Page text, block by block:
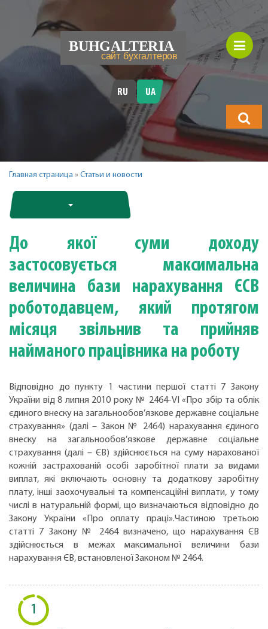
RU UA
Главная страница » Статьи и новости
До якої суми доходу
застосовується максимальна
величина бази нарахування ЄСВ
роботодавцем, який протягом
місяця звільнив та прийняв
найманого працівника на роботу
Відповідно до пункту 1 частини першої статті 7 Закону
України від 8 липня 2010 року № 2464-VI «Про збір та облік
єдиного внеску на загальнообов’язкове державне соціальне
страхування» (далі – Закон № 2464) нарахування єдиного
внеску на загальнообов’язкове державне соціальне
страхування (далі – ЄВ) здійснюється на суму нарахованої
кожній застрахованій особі заробiтної плати за видами
виплат, якi включають основну та додаткову заробiтну
плату, iншi заохочувальнi та компенсацiйнi виплати, у тому
числi в натуральнiй формi, що визначаються вiдповiдно до
Закону України «Про оплату працi».Частиною третьою
статті 7 Закону № 2464 визначено, що нарахування ЄВ
здiйснюється в межах максимальної величини бази
нарахування ЄВ, встановленої Законом № 2464.
1